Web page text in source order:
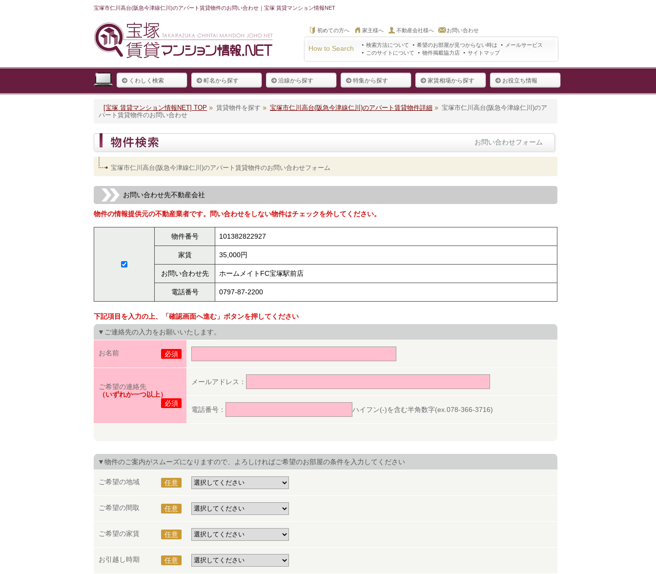
宝塚市仁川高台(阪急今津線仁川)のアパート賃貸物件のお問い合わせ｜宝塚 賃貸マンション情報NET
初めての方へ 家主様へ 不動産会社様へ お問い合わせ
How to Search 検索方法について 希望のお部屋が見つからない時は
メールサービス
このサイトについて
物件掲載協力店 サイトマップ
くわしく検索 町名から探す 沿線から探す 特集から探す 家賃相場から探す お役立ち情報
[宝塚 賃貸マンション情報NET] TOP 賃貸物件を探す 宝塚市仁川高台(阪急今津線仁川)のアパート賃貸物件詳細
宝塚市仁川高台(阪急今津線仁川)のア
パート賃貸物件のお問い合わせ
お問い合わせフォーム
宝塚市仁川高台(阪急今津線仁川)のアパート賃貸物件のお問い合わせフォーム
お問い合わせ先不動産会社
物件の情報提供元の不動産業者です。問い合わせをしない物件はチェックを外してください。
物件番号 101382822927
家賃 35,000円
お問い合わせ先 ホームメイトFC宝塚駅前店
電話番号 0797-87-2200
下記項目を入力の上、「確認画面へ進む」ボタンを押してください
▼ご連絡先の入力をお願いいたします。
お名前 必須
ご希望の連絡先
（いずれか一つ以上）
必須
メールアドレス：
電話番号： ハイフン(-)を含む半角数字(ex.078-366-3716)
▼物件のご案内がスムーズになりますので、よろしければご希望のお部屋の条件を入力してください
ご希望の地域 任意
ご希望の間取 任意
ご希望の家賃 任意
お引越し時期 任意